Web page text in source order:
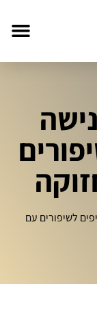
לשיפורים עם